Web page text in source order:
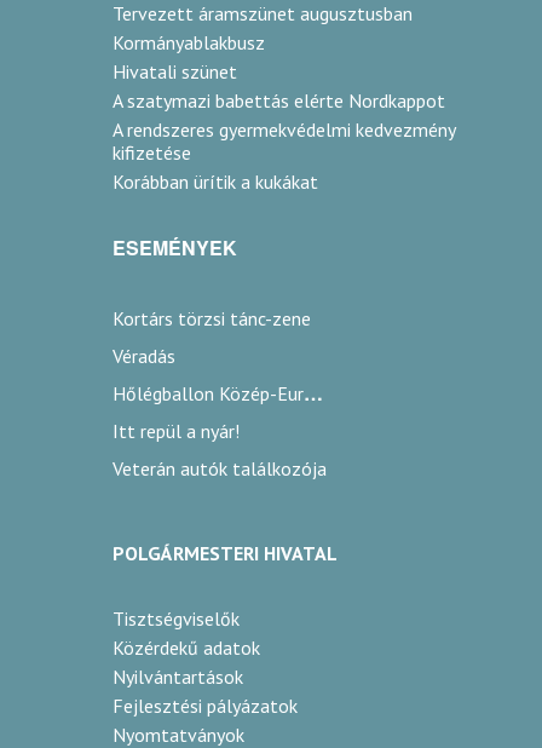
Tervezett áramszünet augusztusban
Kormányablakbusz
Hivatali szünet
A szatymazi babettás elérte Nordkappot
A rendszeres gyermekvédelmi kedvezmény
kifizetése
Korábban ürítik a kukákat
ESEMÉNYEK
Kortárs törzsi tánc-zene
Véradás
Hőlégballon Közép-Európa Kupa
Itt repül a nyár!
Veterán autók találkozója
POLGÁRMESTERI HIVATAL
Tisztségviselők
Közérdekű adatok
Nyilvántartások
Fejlesztési pályázatok
Nyomtatványok